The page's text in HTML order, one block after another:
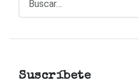
Suscríbete